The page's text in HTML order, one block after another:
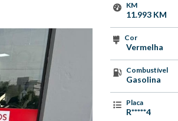
KM
11.993 KM
Cor
Vermelha
Combustível
Gasolina
Placa
R*****4